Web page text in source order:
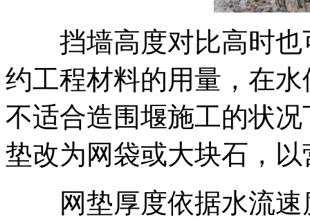
挡墙高度对比高时也
约工程材料的用量，在
不适合造围堰施工的状
垫改为网袋或大块石，
网垫厚度依据水流速